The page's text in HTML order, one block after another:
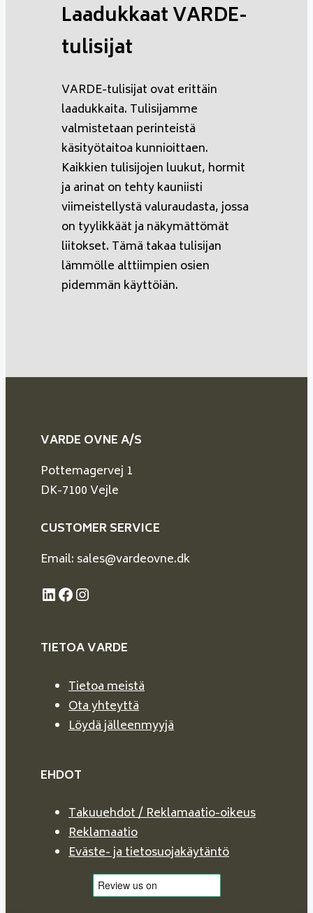
Laadukkaat VARDE-
tulisijat
VARDE-tulisijat ovat erittäin
laadukkaita. Tulisijamme
valmistetaan perinteistä
käsityötaitoa kunnioittaen.
Kaikkien tulisijojen luukut, hormit
ja arinat on tehty kauniisti
viimeistellystä valuraudasta, jossa
on tyylikkäät ja näkymättömät
liitokset. Tämä takaa tulisijan
lämmölle alttiimpien osien
pidemmän käyttöiän.
VARDE OVNE A/S
Pottemagervej 1
DK-7100 Vejle
CUSTOMER SERVICE
Email: sales@vardeovne.dk
LinkedIn
Facebook
Instagram
TIETOA VARDE
Tietoa meistä
Ota yhteyttä
Löydä jälleenmyyjä
EHDOT
Takuuehdot / Reklamaatio-oikeus
Reklamaatio
Eväste- ja tietosuojakäytäntö